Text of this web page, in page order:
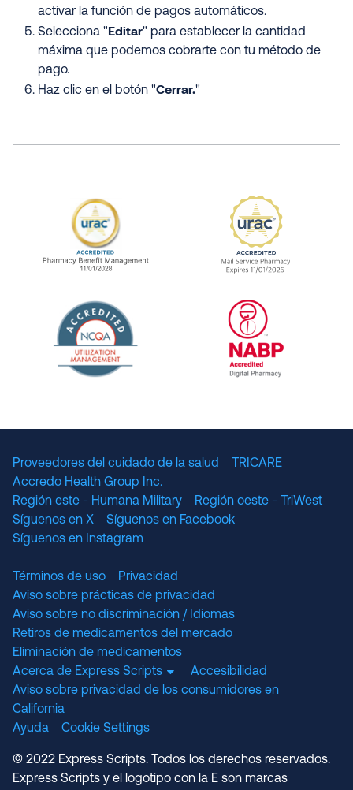
activar la función de pagos automáticos.
Selecciona "Editar" para establecer la cantidad
máxima que podemos cobrarte con tu método de
pago.
Haz clic en el botón "Cerrar."
URAC Accredited Pharmacy Benefit
URAC
Proveedores del cuidado de la salud
TRICARE
Accredo Health Group Inc.
Región este - Humana Military
Región oeste - TriWest
Síguenos en X
Síguenos en Facebook
Síguenos en Instagram
Términos de uso
Privacidad
Aviso sobre prácticas de privacidad
Aviso sobre no discriminación / Idiomas
Retiros de medicamentos del mercado
Eliminación de medicamentos
Acerca de Express Scripts
Accesibilidad
Aviso sobre privacidad de los consumidores en
California
Ayuda
Cookie Settings
© 2022 Express Scripts. Todos los derechos reservados.
Express Scripts y el logotipo con la E son marcas